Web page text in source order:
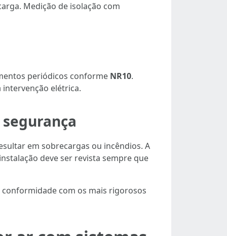
Medição de isolação com
periódicos conforme NR10.
elétrica.
em sobrecargas ou incêndios. A
deve ser revista sempre que
com os mais rigorosos